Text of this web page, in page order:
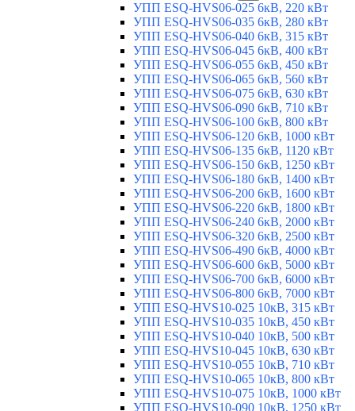
УПП ESQ-HVS06-025 6кВ, 220 кВт
УПП ESQ-HVS06-035 6кВ, 280 кВт
УПП ESQ-HVS06-040 6кВ, 315 кВт
УПП ESQ-HVS06-045 6кВ, 400 кВт
УПП ESQ-HVS06-055 6кВ, 450 кВт
УПП ESQ-HVS06-065 6кВ, 560 кВт
УПП ESQ-HVS06-075 6кВ, 630 кВт
УПП ESQ-HVS06-090 6кВ, 710 кВт
УПП ESQ-HVS06-100 6кВ, 800 кВт
УПП ESQ-HVS06-120 6кВ, 1000 кВт
УПП ESQ-HVS06-135 6кВ, 1120 кВт
УПП ESQ-HVS06-150 6кВ, 1250 кВт
УПП ESQ-HVS06-180 6кВ, 1400 кВт
УПП ESQ-HVS06-200 6кВ, 1600 кВт
УПП ESQ-HVS06-220 6кВ, 1800 кВт
УПП ESQ-HVS06-240 6кВ, 2000 кВт
УПП ESQ-HVS06-320 6кВ, 2500 кВт
УПП ESQ-HVS06-490 6кВ, 4000 кВт
УПП ESQ-HVS06-600 6кВ, 5000 кВт
УПП ESQ-HVS06-700 6кВ, 6000 кВт
УПП ESQ-HVS06-800 6кВ, 7000 кВт
УПП ESQ-HVS10-025 10кВ, 315 кВт
УПП ESQ-HVS10-035 10кВ, 450 кВт
УПП ESQ-HVS10-040 10кВ, 500 кВт
УПП ESQ-HVS10-045 10кВ, 630 кВт
УПП ESQ-HVS10-055 10кВ, 710 кВт
УПП ESQ-HVS10-065 10кВ, 800 кВт
УПП ESQ-HVS10-075 10кВ, 1000 кВт
УПП ESQ-HVS10-090 10кВ, 1250 кВт